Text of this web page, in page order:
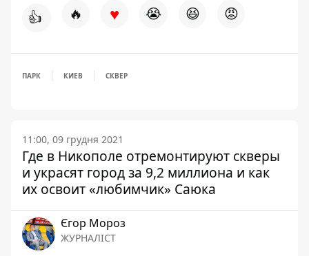
👍 🔥 ♥ 😭 😆 😡
ПАРК КИЕВ СКВЕР
11:00, 09 грудня 2021
Где в Никополе отремонтируют скверы
и украсят город за 9,2 миллиона и как
их освоит «любимчик» Саюка
Єгор Мороз
ЖУРНАЛІСТ